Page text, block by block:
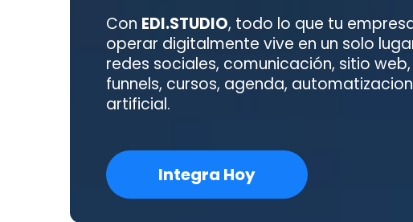
Con EDI.STUDIO, todo lo que tu
operar digitalmente vive en un solo
redes sociales, comunicación, sitio
funnels, cursos, agenda,
artificial.
Integra Hoy